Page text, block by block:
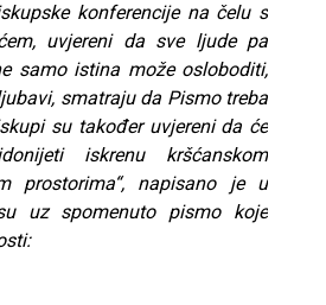
konferencije na čelu s
uvjereni da sve ljude pa
samo istina može osloboditi,
smatraju da Pismo treba
su također uvjereni da će
iskrenu kršćanskom
prostorima“, napisano je u
uz spomenuto pismo koje